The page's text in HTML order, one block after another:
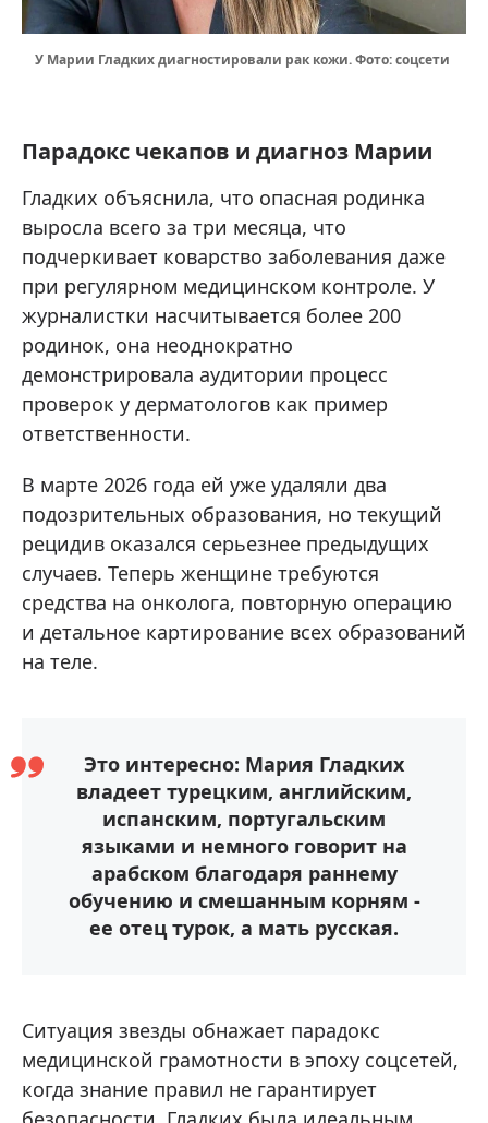
У Марии Гладких диагностировали рак кожи. Фото: соцсети
Парадокс чекапов и диагноз Марии
Гладких объяснила, что опасная родинка
выросла всего за три месяца, что
подчеркивает коварство заболевания даже
при регулярном медицинском контроле. У
журналистки насчитывается более 200
родинок, она неоднократно
демонстрировала аудитории процесс
проверок у дерматологов как пример
ответственности.
В марте 2026 года ей уже удаляли два
подозрительных образования, но текущий
рецидив оказался серьезнее предыдущих
случаев. Теперь женщине требуются
средства на онколога, повторную операцию
и детальное картирование всех образований
на теле.
Это интересно: Мария Гладких
владеет турецким, английским,
испанским, португальским
языками и немного говорит на
арабском благодаря раннему
обучению и смешанным корням -
ее отец турок, а мать русская.
Ситуация звезды обнажает парадокс
медицинской грамотности в эпоху соцсетей,
когда знание правил не гарантирует